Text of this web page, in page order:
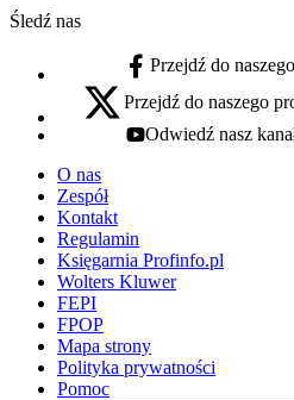
Śledź nas
facebook - otwiera się w
Przejdź do
x - otwiera się w nowej karcie
Przejdź do naszego
youtube - otwiera się w
Odwiedź nasz
O nas
Zespół
Kontakt
Regulamin
Księgarnia Profinfo.pl
Wolters Kluwer
FEPI
FPOP
Mapa strony
Polityka prywatności
Pomoc